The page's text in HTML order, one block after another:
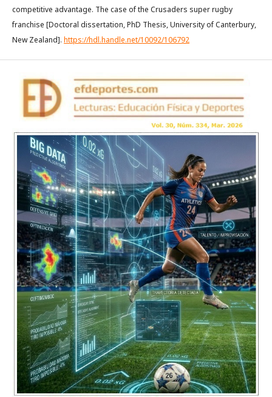
competitive advantage. The case of the Crusaders super rugby
franchise [Doctoral dissertation, PhD Thesis, University of Canterbury,
New Zealand]. https://hdl.handle.net/10092/106792